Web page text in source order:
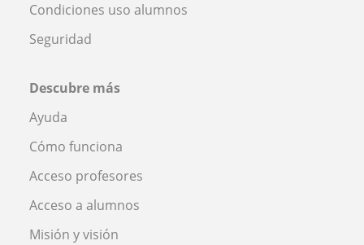
Condiciones uso alumnos
Seguridad
Descubre más
Ayuda
Cómo funciona
Acceso profesores
Acceso a alumnos
Misión y visión